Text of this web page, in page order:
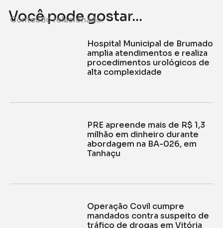
Você pode gostar...
Conteúdo relacionado.
Hospital Municipal de Brumado
amplia atendimentos e realiza
procedimentos urológicos de
alta complexidade
PRE apreende mais de R$ 1,3
milhão em dinheiro durante
abordagem na BA-026, em
Tanhaçu
Operação Covil cumpre
mandados contra suspeito de
tráfico de drogas em Vitória